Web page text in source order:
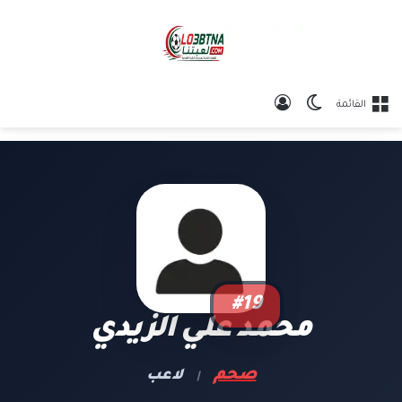
القائمة الوضع المظلم
#19
محمد علي الزيدي
صحم | لاعب